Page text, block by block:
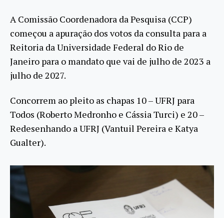
A Comissão Coordenadora da Pesquisa (CCP)
começou a apuração dos votos da consulta para a
Reitoria da Universidade Federal do Rio de
Janeiro para o mandato que vai de julho de 2023 a
julho de 2027.
Concorrem ao pleito as chapas 10 – UFRJ para
Todos (Roberto Medronho e Cássia Turci) e 20 –
Redesenhando a UFRJ (Vantuil Pereira e Katya
Gualter).